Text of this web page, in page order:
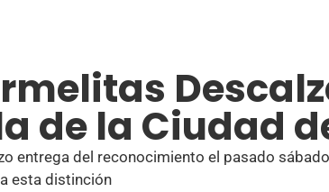
de la Ciudad
entrega del reconocimiento el pasado
esta distinción